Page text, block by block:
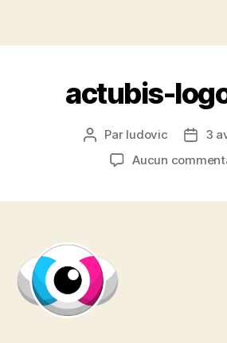
actubis-
Auteur
l’article
Par ludovic
Date
3
Aucun